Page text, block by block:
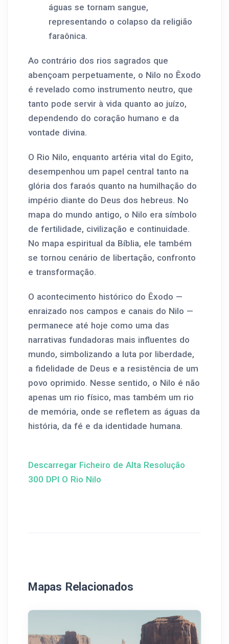
águas se tornam sangue,
representando o colapso da religião
faraônica.
Ao contrário dos rios sagrados que
abençoam perpetuamente, o Nilo no Êxodo
é revelado como instrumento neutro, que
tanto pode servir à vida quanto ao juízo,
dependendo do coração humano e da
vontade divina.
O Rio Nilo, enquanto artéria vital do Egito,
desempenhou um papel central tanto na
glória dos faraós quanto na humilhação do
império diante do Deus dos hebreus. No
mapa do mundo antigo, o Nilo era símbolo
de fertilidade, civilização e continuidade.
No mapa espiritual da Bíblia, ele também
se tornou cenário de libertação, confronto
e transformação.
O acontecimento histórico do Êxodo —
enraizado nos campos e canais do Nilo —
permanece até hoje como uma das
narrativas fundadoras mais influentes do
mundo, simbolizando a luta por liberdade,
a fidelidade de Deus e a resistência de um
povo oprimido. Nesse sentido, o Nilo é não
apenas um rio físico, mas também um rio
de memória, onde se refletem as águas da
história, da fé e da identidade humana.
Descarregar Ficheiro de Alta Resolução
300 DPI O Rio Nilo
Mapas Relacionados